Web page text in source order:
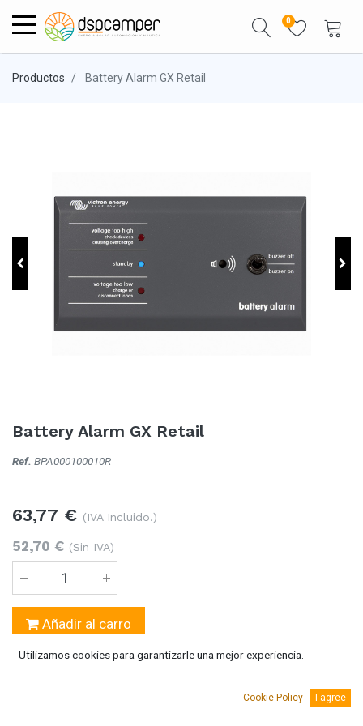
0
Productos Battery Alarm GX Retail
Battery Alarm GX Retail
Ref. BPA000100010R
63,77 € (IVA Incluido.)
52,70 € (Sin IVA)
Añadir al carro
Temporalmente sin existencias
Se puede solicitar bajo pedido 5-10 días laborables
Utilizamos cookies para garantizarle una mejor experiencia.
Cookie Policy I agree